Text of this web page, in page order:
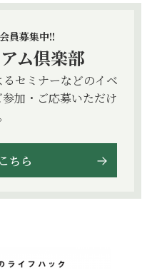
員募集中!!
ム倶楽部
セミナーなどのイベ
加・ご応募いただけ
ちら